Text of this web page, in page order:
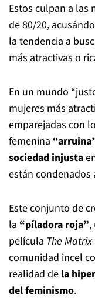
Estos culpan a las
de 80/20,
la tendencia a
más atractivas o
En un mundo
mujeres más
emparejadas con
femenina
sociedad injusta
están condenados
Este conjunto de
la “píladora roja”,
película The Matrix
comunidad incel
realidad de la
del feminismo.